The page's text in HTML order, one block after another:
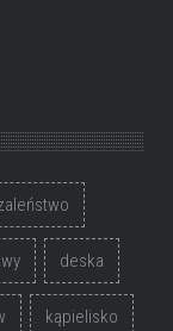
deska
kąpielisko